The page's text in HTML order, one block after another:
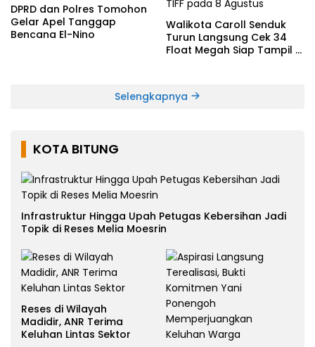
DPRD dan Polres Tomohon
Gelar Apel Tanggap
Bencana El-Nino
Walikota Caroll Senduk
Turun Langsung Cek 34
Float Megah Siap Tampil di
Selengkapnya
KOTA BITUNG
Infrastruktur Hingga Upah Petugas Kebersihan Jadi
Topik di Reses Melia Moesrin
Reses di Wilayah
Madidir, ANR Terima
Keluhan Lintas Sektor